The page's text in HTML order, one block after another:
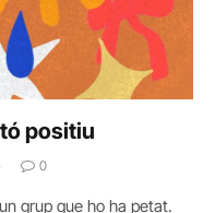
positiu
0
grup que ho ha petat.